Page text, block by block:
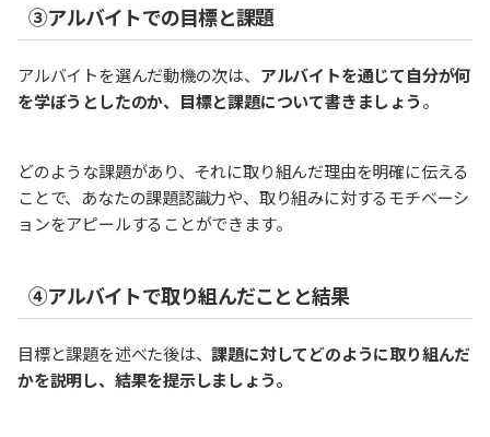
③アルバイトでの目標と課題
アルバイトを選んだ動機の次は、 アルバイトを通じて自分が何
を学ぼうとしたのか、目標と課題について書きましょう。
どのような課題があり、それに取り組んだ理由を明確に伝える
ことで、あなたの課題認識力や、取り組みに対するモチベーシ
ョンをアピールすることができます。
④アルバイトで取り組んだことと結果
目標と課題を述べた後は、課題に対してどのように取り組んだ
かを説明し、結果を提示しましょう。